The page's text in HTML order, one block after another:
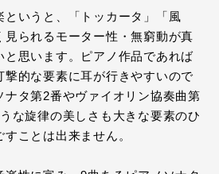
というと、「トッカータ」「風
見られるモーター性・無窮動が真
と思います。ピアノ作品であれば
撃的な要素に耳が行きやすいので
ナタ第2番やヴァイオリン協奏曲第
な旋律の美しさも大きな要素のひ
ことは出来ません。